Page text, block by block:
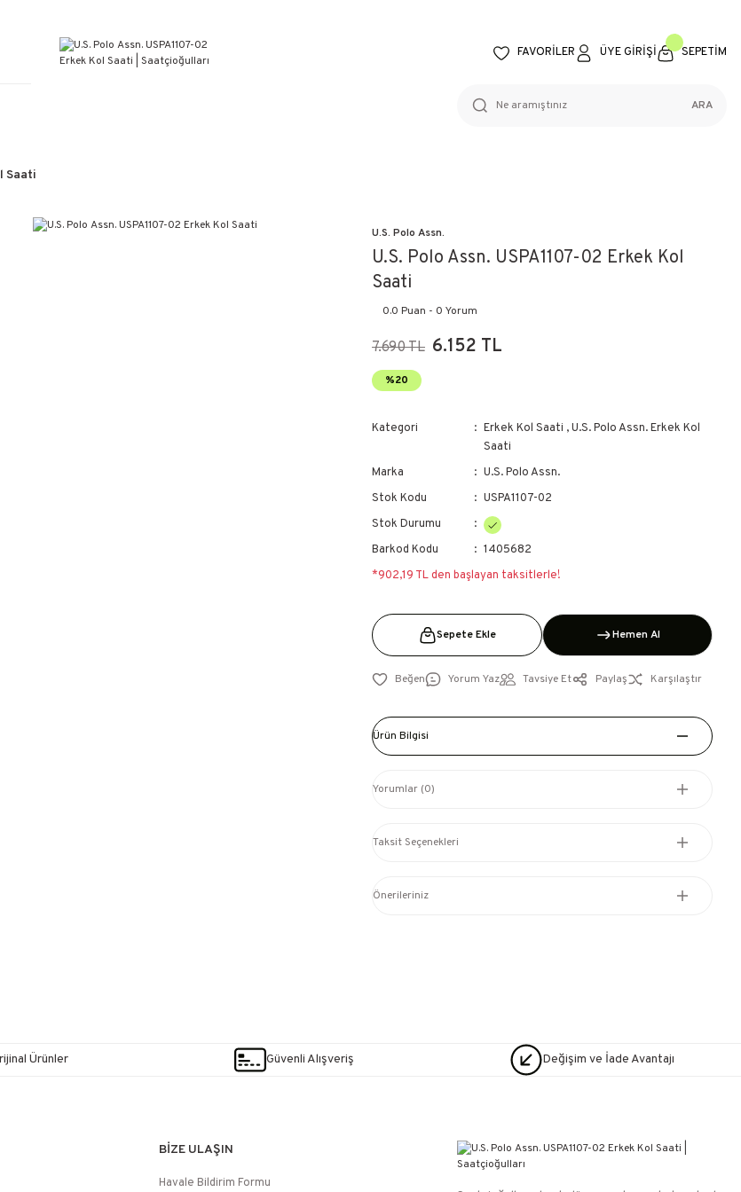
WEB SİTESİNE ÖZEL FİYATLAR
KAÇIRILMAYACAK FIRSATLAR
FAVORİLER ÜYE GİRİŞİ SEPETİM
ARA
Saati
U.S. Polo Assn.
U.S. Polo Assn. USPA1107-02 Erkek Kol
Saati
0.0 Puan - 0 Yorum
7.690 TL 6.152 TL
%20
Kategori Erkek Kol Saati ,U.S. Polo Assn. Erkek Kol
Saati
Marka
U.S. Polo Assn.
Stok Kodu
USPA1107-02
Stok Durumu
Barkod Kodu
1405682
*902,19 TL den başlayan taksitlerle!
Sepete Ekle Hemen Al
Yorum Yaz Tavsiye Et Paylaş Karşılaştır
Ürün Bilgisi
Yorumlar (0)
Taksit Seçenekleri
Önerileriniz
Ürünler Güvenli Alışveriş Değişim ve İade Avantajı
BİZE ULAŞIN
Havale Bildirim Formu